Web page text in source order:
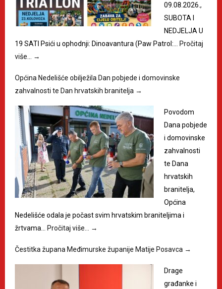
09.08.2026.,
SUBOTA I
NEDJELJA U
19 SATI Psići u ophodnji: Dinoavantura (Paw Patrol:…
Pročitaj
više…
→
Općina Nedelišće obilježila Dan pobjede i domovinske
zahvalnosti te Dan hrvatskih branitelja →
Povodom
Dana pobjede
i domovinske
zahvalnosti
te Dana
hrvatskih
branitelja,
Općina
Nedelišće odala je počast svim hrvatskim braniteljima i
žrtvama…
Pročitaj više… →
Čestitka župana Međimurske županije Matije Posavca →
Drage
građanke i